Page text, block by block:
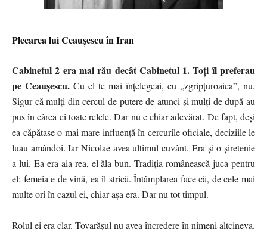
Plecarea lui Ceaușescu în Iran
Cabinetul 2 era mai rău decât Cabinetul 1. Toți îl preferau
pe Ceaușescu. Cu el te mai înțelegeai, cu „zgripțuroaica”, nu.
Sigur că mulți din cercul de putere de atunci și mulți de după au
pus în cârca ei toate relele. Dar nu e chiar adevărat. De fapt, deși
ea căpătase o mai mare influență în cercurile oficiale, deciziile le
luau amândoi. Iar Nicolae avea ultimul cuvânt. Era și o șiretenie
a lui. Ea era aia rea, el ăla bun. Tradiția românească juca pentru
el: femeia e de vină, ea îl strică. Întâmplarea face că, de cele mai
multe ori în cazul ei, chiar așa era. Dar nu tot timpul.
Rolul ei era clar. Tovarășul nu avea încredere în nimeni altcineva.